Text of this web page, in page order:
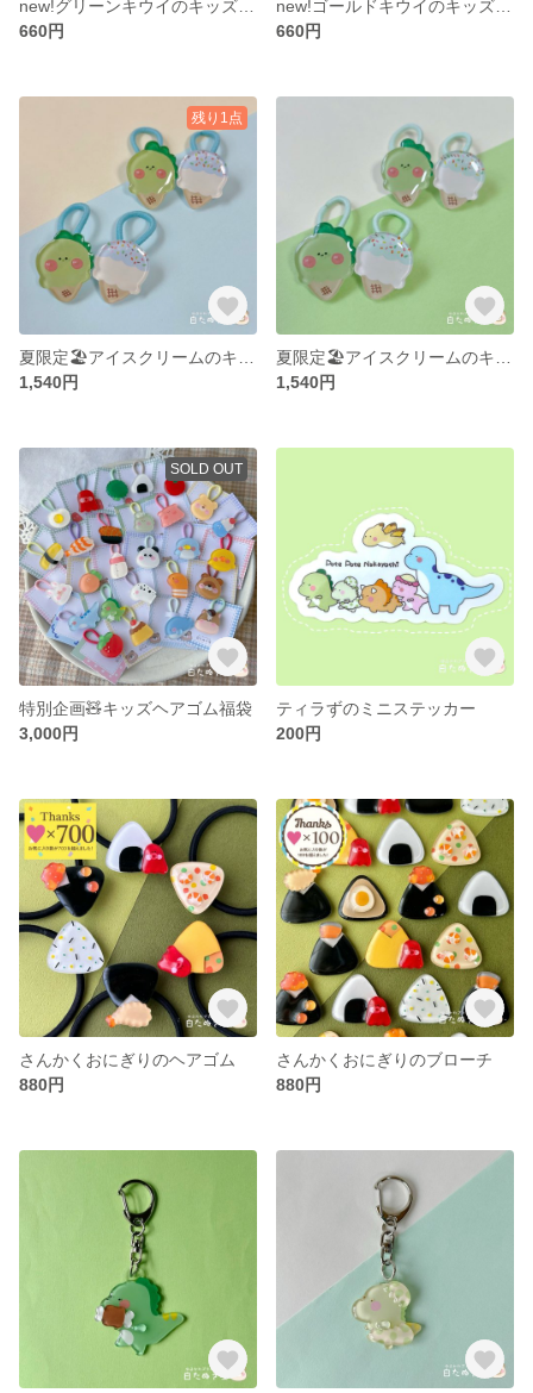
660円
660円
残り1点
1,540円
1,540円
SOLD OUT
特別企画🧸キッズヘアゴム福袋
3,000円
ティラずのミニステッカー
200円
さんかくおにぎりのヘアゴム
880円
さんかくおにぎりのブローチ
880円